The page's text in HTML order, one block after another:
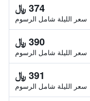
374 ﷼
سعر الليلة شامل الرسوم
390 ﷼
سعر الليلة شامل الرسوم
391 ﷼
سعر الليلة شامل الرسوم